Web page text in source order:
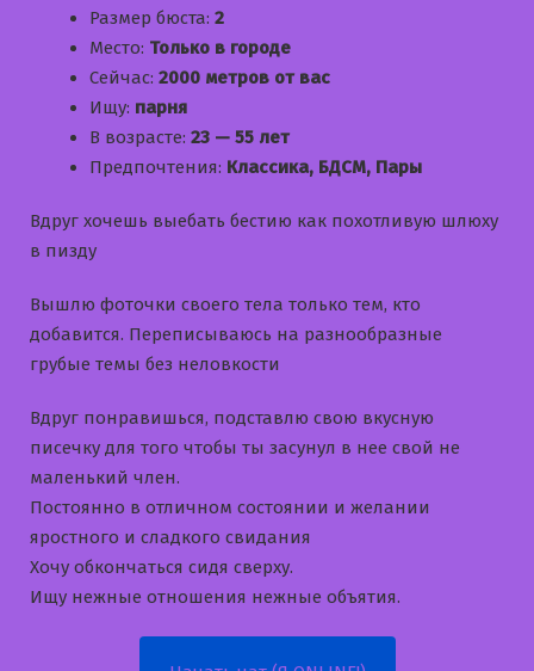
Размер бюста: 2
Место: Только в городе
Сейчас: 2000 метров от вас
Ищу: парня
В возрасте: 23 — 55 лет
Предпочтения: Классика, БДСМ, Пары
Вдруг хочешь выебать бестию как похотливую шлюху
в пизду
Вышлю фоточки своего тела только тем, кто
добавится. Переписываюсь на разнообразные
грубые темы без неловкости
Вдруг понравишься, подставлю свою вкусную
писечку для того чтобы ты засунул в нее свой не
маленький член.
Постоянно в отличном состоянии и желании
яростного и сладкого свидания
Хочу обкончаться сидя сверху.
Ищу нежные отношения нежные объятия.